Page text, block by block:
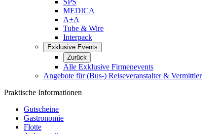
SPS
MEDICA
A+A
Tube & Wire
Interpack
Exklusive Events
Zurück
Alle Exklusive Firmenevents
Angebote für (Bus-) Reiseveranstalter & Vermittler
Praktische Informationen
Gutscheine
Gastronomie
Flotte